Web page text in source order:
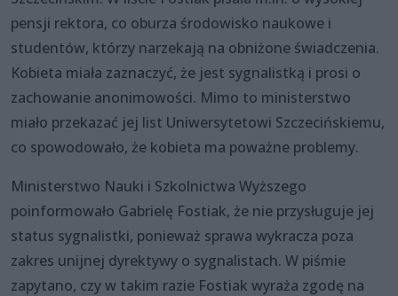
pensji rektora, co oburza środowisko naukowe i
studentów, którzy narzekają na obniżone świadczenia.
Kobieta miała zaznaczyć, że jest sygnalistką i prosi o
zachowanie anonimowości. Mimo to ministerstwo
miało przekazać jej list Uniwersytetowi Szczecińskiemu,
co spowodowało, że kobieta ma poważne problemy.
Ministerstwo Nauki i Szkolnictwa Wyższego
poinformowało Gabrielę Fostiak, że nie przysługuje jej
status sygnalistki, ponieważ sprawa wykracza poza
zakres unijnej dyrektywy o sygnalistach. W piśmie
zapytano, czy w takim razie Fostiak wyraża zgodę na